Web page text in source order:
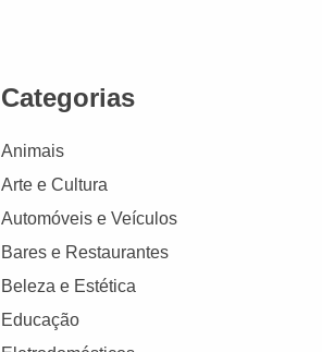
Categorias
Animais
Arte e Cultura
Automóveis e Veículos
Bares e Restaurantes
Beleza e Estética
Educação